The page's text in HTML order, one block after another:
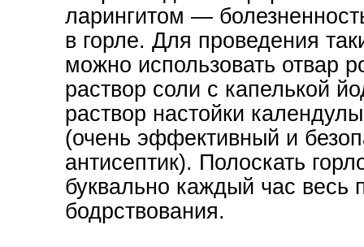
ларингитом —
в горле. Для проведения
можно использовать отвар
раствор соли с капелькой
раствор настойки
(очень эффективный и
антисептик). Полоскать
буквально каждый час весь
бодрствования.